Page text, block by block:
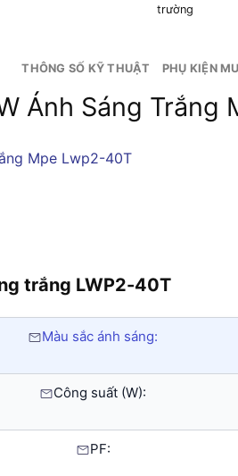
trường
THÔNG SỐ KỸ THUẬT PHỤ KIỆN
Ánh Sáng Trắng
trắng LWP2-40T
Màu sắc ánh sáng:
Công suất (W):
PF: